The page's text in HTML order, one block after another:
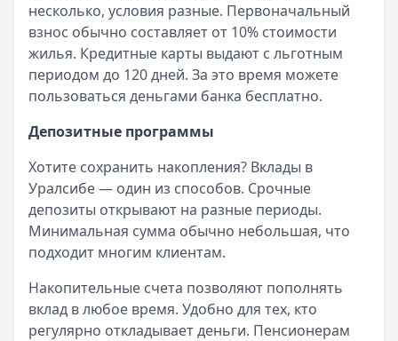
несколько, условия разные. Первоначальный
взнос обычно составляет от 10% стоимости
жилья. Кредитные карты выдают с льготным
периодом до 120 дней. За это время можете
пользоваться деньгами банка бесплатно.
Депозитные программы
Хотите сохранить накопления? Вклады в
Уралсибе — один из способов. Срочные
депозиты открывают на разные периоды.
Минимальная сумма обычно небольшая, что
подходит многим клиентам.
Накопительные счета позволяют пополнять
вклад в любое время. Удобно для тех, кто
регулярно откладывает деньги. Пенсионерам